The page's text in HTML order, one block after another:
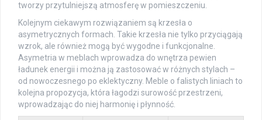
tworzy przytulniejszą atmosferę w pomieszczeniu.
Kolejnym ciekawym rozwiązaniem są krzesła o
asymetrycznych formach. Takie krzesła nie tylko przyciągają
wzrok, ale również mogą być wygodne i funkcjonalne.
Asymetria w meblach wprowadza do wnętrza pewien
ładunek energii i można ją zastosować w różnych stylach –
od nowoczesnego po eklektyczny. Meble o falistych liniach to
kolejna propozycja, która łagodzi surowość przestrzeni,
wprowadzając do niej harmonię i płynność.